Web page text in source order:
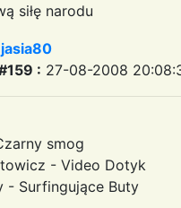
siłę narodu
: 27-08-2008
smog
- Video Dotyk
- Surfingujące Buty